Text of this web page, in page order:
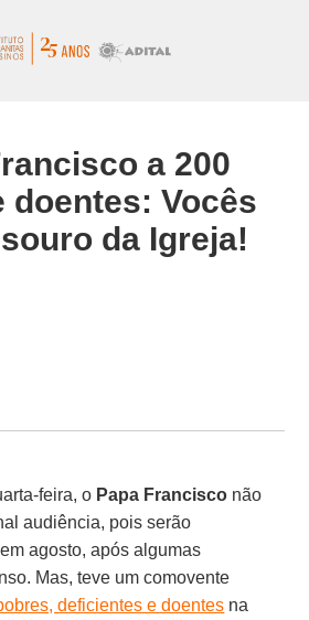
a 200
doentes: Vocês
da Igreja!
feira, o Papa Francisco não
audiência, pois serão
agosto, após algumas
Mas, teve um comovente
deficientes e doentes na